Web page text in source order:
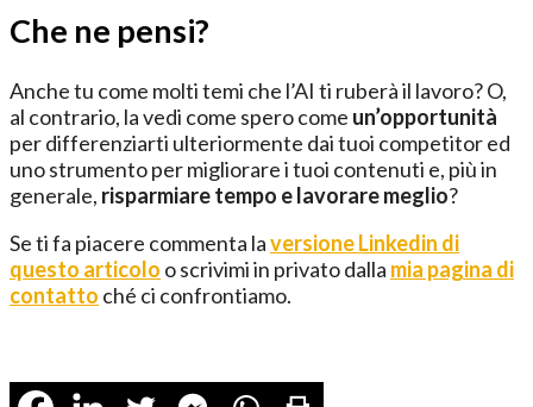
Che ne pensi?
Anche tu come molti temi che l’AI ti ruberà il lavoro? O,
al contrario, la vedi come spero come un’opportunità
per differenziarti ulteriormente dai tuoi competitor ed
uno strumento per migliorare i tuoi contenuti e, più in
generale, risparmiare tempo e lavorare meglio?
Se ti fa piacere commenta laversione Linkedin di
questo articolo o scrivimi in privato dalla mia pagina di
contatto ché ci confrontiamo.